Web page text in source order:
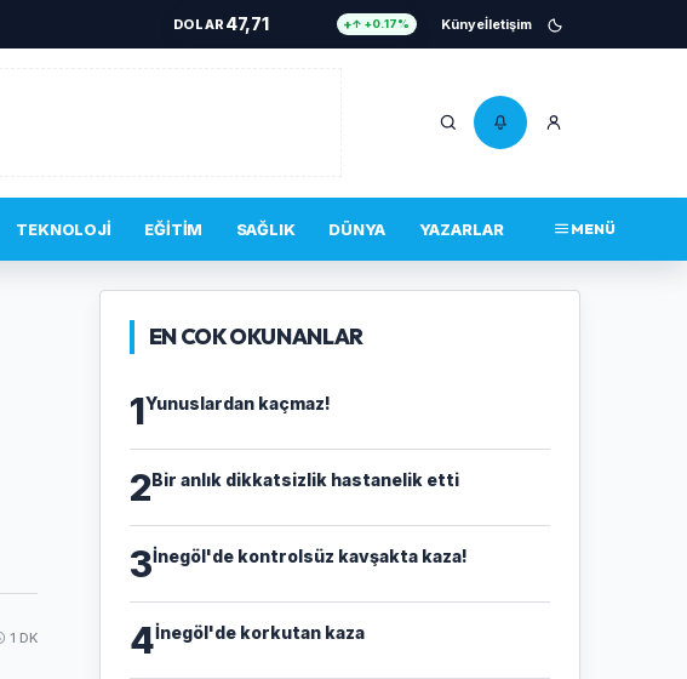
DOLAR 47,71 ↑ +0.17% Künyeİletişim
TEKNOLOJI EĞITIM SAĞLIK DÜNYA YAZARLAR MENÜ
1 DK
EN COK OKUNANLAR
1Yunuslardan kaçmaz!
2Bir anlık dikkatsizlik hastanelik etti
3İnegöl'de kontrolsüz kavşakta kaza!
4İnegöl'de korkutan kaza